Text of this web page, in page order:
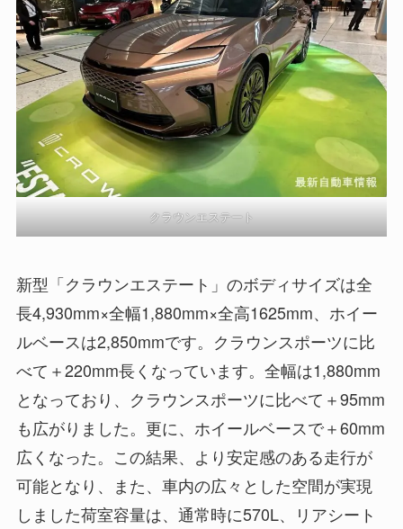
クラウンエステート
新型「クラウンエステート」のボディサイズは全
長4,930mm×全幅1,880mm×全高1625mm、ホイー
ルベースは2,850mmです。クラウンスポーツに比
べて＋220mm長くなっています。全幅は1,880mm
となっており、クラウンスポーツに比べて＋95mm
も広がりました。更に、ホイールベースで＋60mm
広くなった。この結果、より安定感のある走行が
可能となり、また、車内の広々とした空間が実現
しました荷室容量は、通常時に570L、リアシート